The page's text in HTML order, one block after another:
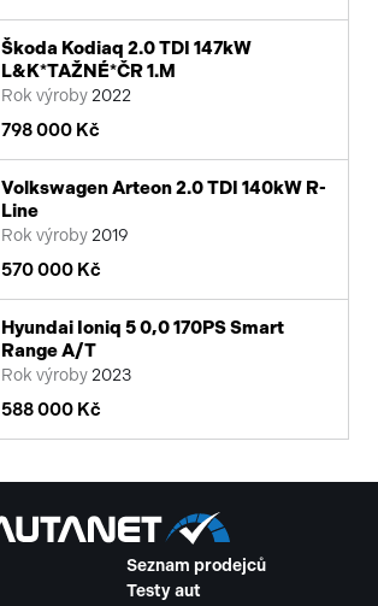
Škoda Kodiaq 2.0 TDI 147kW
L&K*TAŽNÉ*ČR 1.M
Rok výroby 2022
798 000 Kč
Volkswagen Arteon 2.0 TDI 140kW R-
Line
Rok výroby 2019
570 000 Kč
Hyundai Ioniq 5 0,0 170PS Smart
Range A/T
Rok výroby 2023
588 000 Kč
Seznam prodejců
Testy aut